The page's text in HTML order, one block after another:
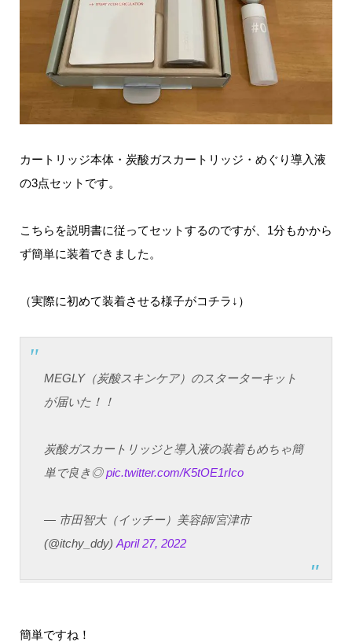
カートリッジ本体・炭酸ガスカートリッジ・めぐり導入液
の3点セットです。
こちらを説明書に従ってセットするのですが、1分もかから
ず簡単に装着できました。
（実際に初めて装着させる様子がコチラ↓）
MEGLY（炭酸スキンケア）のスターターキット
が届いた！！
炭酸ガスカートリッジと導入液の装着もめちゃ簡
単で良き◎pic.twitter.com/K5tOE1rIco
— 市田智大（イッチー）美容師/宮津市
(@itchy_ddy) April 27, 2022
簡単ですね！